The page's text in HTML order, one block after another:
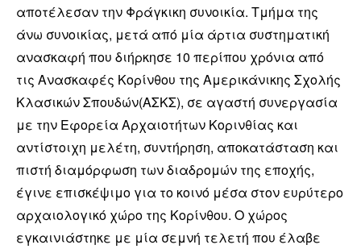
αποτέλεσαν την Φράγκικη συνοικία. Τμήμα της
άνω συνοικίας, μετά από μία άρτια συστηματική
ανασκαφή που διήρκησε 10 περίπου χρόνια από
τις Ανασκαφές Κορίνθου της Αμερικάνικης Σχολής
Κλασικών Σπουδών(ΑΣΚΣ), σε αγαστή συνεργασία
με την Εφορεία Αρχαιοτήτων Κορινθίας και
αντίστοιχη μελέτη, συντήρηση, αποκατάσταση και
πιστή διαμόρφωση των διαδρομών της εποχής,
έγινε επισκέψιμο για το κοινό μέσα στον ευρύτερο
αρχαιολογικό χώρο της Κορίνθου. Ο χώρος
εγκαινιάστηκε με μία σεμνή τελετή που έλαβε